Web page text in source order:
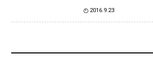
2016.9.23